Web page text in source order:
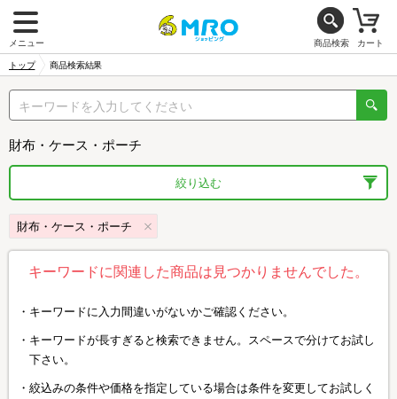
メニュー 商品検索 カート
トップ 商品検索結果
財布・ケース・ポーチ
絞り込む
財布・ケース・ポーチ
キーワードに関連した商品は見つかりませんでした。
キーワードに入力間違いがないかご確認ください。
キーワードが長すぎると検索できません。スペースで分けてお試し
下さい。
絞込みの条件や価格を指定している場合は条件を変更してお試しく